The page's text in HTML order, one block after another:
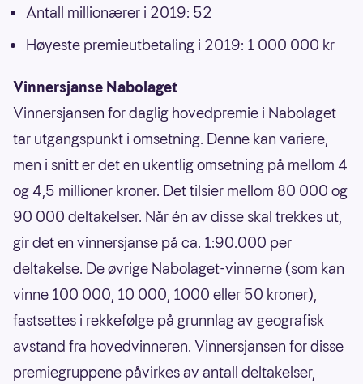
Antall millionærer i 2019: 52
Høyeste premieutbetaling i 2019: 1 000 000 kr
Vinnersjanse Nabolaget
Vinnersjansen for daglig hovedpremie i Nabolaget
tar utgangspunkt i omsetning. Denne kan variere,
men i snitt er det en ukentlig omsetning på mellom 4
og 4,5 millioner kroner. Det tilsier mellom 80 000 og
90 000 deltakelser. Når én av disse skal trekkes ut,
gir det en vinnersjanse på ca. 1:90.000 per
deltakelse. De øvrige Nabolaget-vinnerne (som kan
vinne 100 000, 10 000, 1000 eller 50 kroner),
fastsettes i rekkefølge på grunnlag av geografisk
avstand fra hovedvinneren. Vinnersjansen for disse
premiegruppene påvirkes av antall deltakelser,